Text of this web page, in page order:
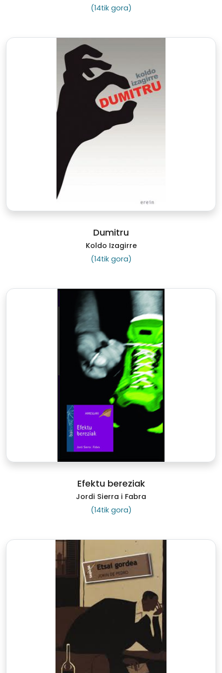
(14tik gora)
Dumitru
Koldo Izagirre
(14tik gora)
Efektu bereziak
Jordi Sierra i Fabra
(14tik gora)